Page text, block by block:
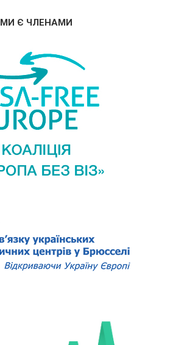
МИ Є ЧЛЕНАМИ